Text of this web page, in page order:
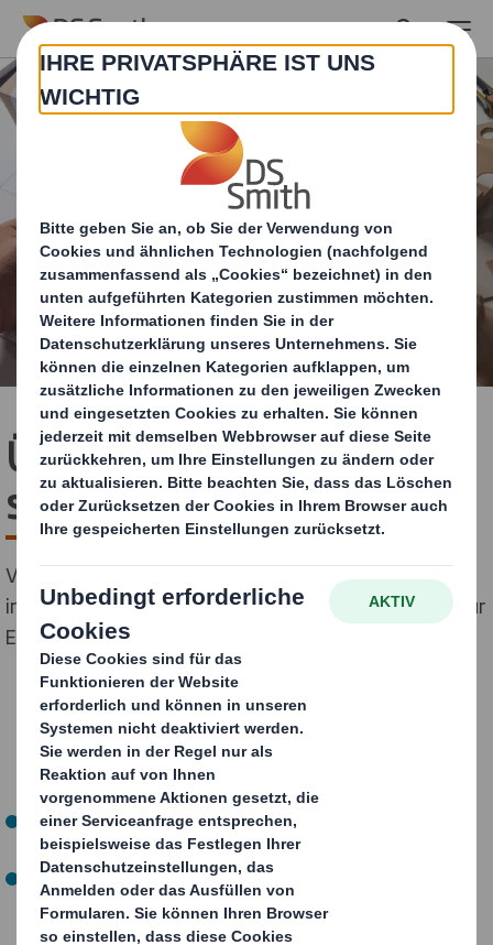
Skip to main content
Übergroße Verpackungen
schaden dem Geschäft
Verbraucher reagieren sensibel auf Verpackungen –
intelligentes Design kann zum strategischen Vorteil für
Einzelhändler werden
57 % der Online-Käufer sind frustriert, wenn die
Verpackung deutlicher größer ist als das Produkt.
Ein beschädigtes Produkt – oft das Resultat einer
schlechten Verpackung – veranlasst 47 % der Online-
Käufer dazu, nicht mehr in dem Shop zu kaufen.